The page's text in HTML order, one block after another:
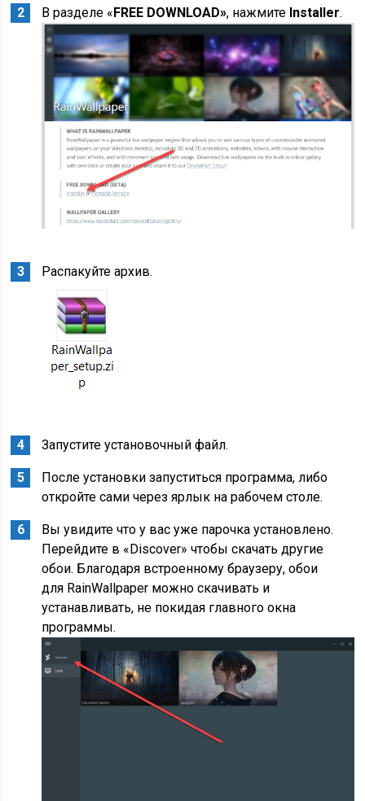
В разделе «FREE DOWNLOAD», нажмите Installer.
Распакуйте архив.
Запустите установочный файл.
После установки запуститься программа, либо
откройте сами через ярлык на рабочем столе.
Вы увидите что у вас уже парочка установлено.
Перейдите в «Discover» чтобы скачать другие
обои. Благодаря встроенному браузеру, обои
для RainWallpaper можно скачивать и
устанавливать, не покидая главного окна
программы.